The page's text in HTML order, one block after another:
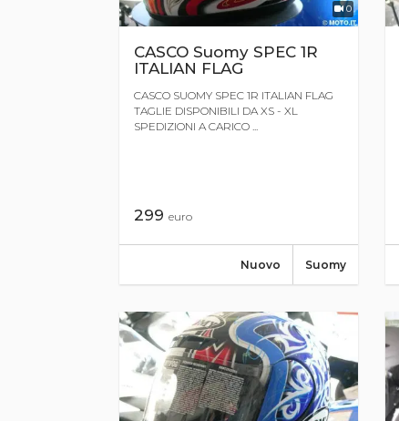
0
CASCO Suomy SPEC 1R
ITALIAN FLAG
CASCO SUOMY SPEC 1R ITALIAN FLAG
TAGLIE DISPONIBILI DA XS - XL
SPEDIZIONI A CARICO ...
299 euro
Suomy
Nuovo